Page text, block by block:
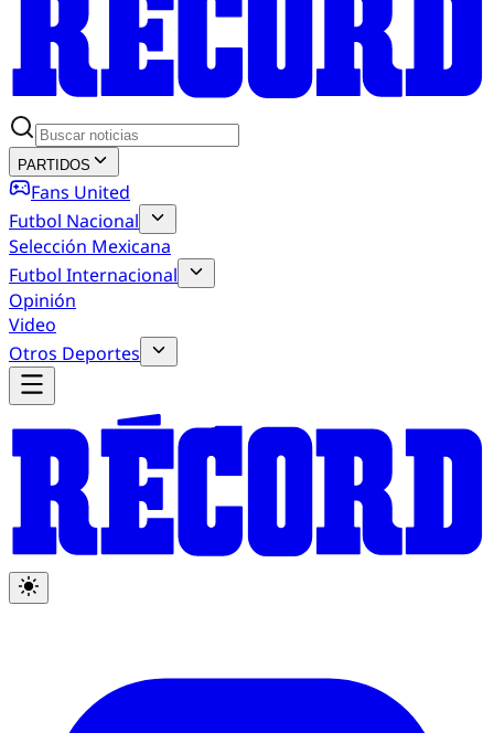
PARTIDOS
Fans United
Futbol Nacional
Selección Mexicana
Futbol Internacional
Opinión
Video
Otros Deportes